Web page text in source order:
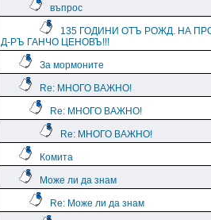
въпрос
135 ГОДИНИ ОТЪ РОЖД. НА
Д-РЪ ГАНЧО ЦЕНОВЪ!!!
За мормоните
Re: МНОГО ВАЖНО!
Re: МНОГО ВАЖНО!
Re: МНОГО ВАЖНО!
Комита
Може ли да знам
Re: Може ли да знам